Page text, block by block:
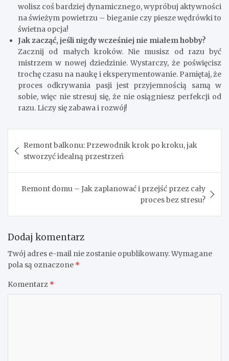
Co jeśli nie mam czasu na nowe hobby?
W dzisiejszych czasach wielu z nas jest zapracowanych,
ale pamiętaj – nawet 15 minut dziennie może dać Ci dużo
satysfakcji. Może to być szybka medytacja, czytanie
książki przed snem lub nauka kilku akordów na gitarze.
Kluczem jest to, aby wpleść hobby w swój dzień, nawet
jeśli tylko na chwilę.
Jakie hobby są najlepsze dla osób samotnych?
Dla osób samotnych świetnie sprawdzą się hobby, które
pozwalają na chwilę relaksu i oderwania od problemów
szydełkowanie, czy nawet joga. Dzięki tym zajęciom
poczujesz się spokojniej i lepiej połączysz się ze sobą. Jeśli
wolisz coś bardziej dynamicznego, wypróbuj aktywności
na świeżym powietrzu – bieganie czy piesze wędrówki to
świetna opcja!
Jak zacząć, jeśli nigdy wcześniej nie miałem hobby?
Zacznij od małych kroków. Nie musisz od razu być
proces odkrywania pasji jest przyjemnością samą w
sobie, więc nie stresuj się, że nie osiągniesz perfekcji od
razu. Liczy się zabawa i rozwój!
Nawigacja
wpisu